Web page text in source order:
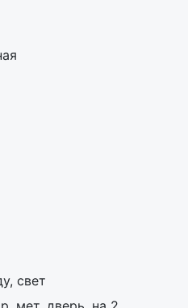
с 2002 года.
по всем новостройкам
получаете экономию
свет